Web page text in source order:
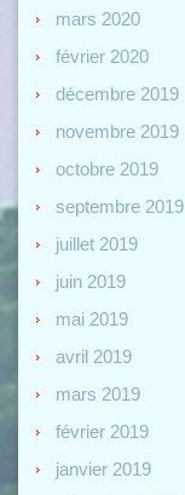
mars 2020
février 2020
décembre 2019
novembre 2019
octobre 2019
septembre 2019
juillet 2019
juin 2019
mai 2019
avril 2019
mars 2019
février 2019
janvier 2019